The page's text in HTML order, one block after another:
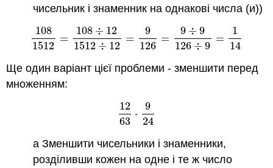
чисельник і знаменник на однакові числа (и))
108
1512
=
108 ÷ 12
1512 ÷ 12
=
9
126
=
9 ÷ 9
126 ÷ 9
=
1
14
1081512 =108÷121512÷12 =9 126=9÷9 126÷9
Ще один варіант цієї проблеми - зменшити перед
множенням:
12
63
⋅
9
24
1263 ⋅924
а Зменшити чисельники і знаменники,
розділивши кожен на одне і те ж число